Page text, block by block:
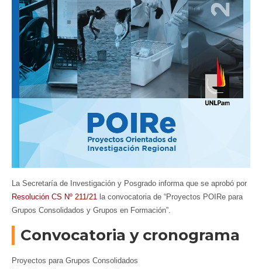
Seguínos en:
La Secretaría de Investigación y Posgrado informa que se aprobó por
Resolución CS Nº 211/21 la convocatoria de “Proyectos POIRe para
Grupos Consolidados y Grupos en Formación”.
Convocatoria y cronograma
Proyectos para Grupos Consolidados